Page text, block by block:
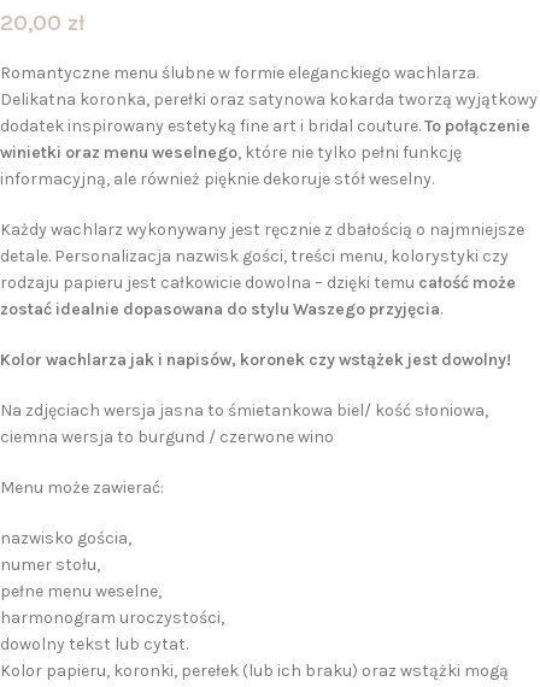
20,00 zł
Romantyczne menu ślubne w formie eleganckiego wachlarza.
Delikatna koronka, perełki oraz satynowa kokarda tworzą wyjątkowy
dodatek inspirowany estetyką fine art i bridal couture.To połączenie
winietki oraz menu weselnego, które nie tylko pełni funkcję
informacyjną, ale również pięknie dekoruje stół weselny.
Każdy wachlarz wykonywany jest ręcznie z dbałością o najmniejsze
detale. Personalizacja nazwisk gości, treści menu, kolorystyki czy
rodzaju papieru jest całkowicie dowolna – dzięki temu całość może
zostać idealnie dopasowana do stylu Waszego przyjęcia.
Kolor wachlarza jak i napisów, koronek czy wstążek jest dowolny!
Na zdjęciach wersja jasna to śmietankowa biel/ kość słoniowa,
ciemna wersja to burgund / czerwone wino
Menu może zawierać:
nazwisko gościa,
numer stołu,
pełne menu weselne,
harmonogram uroczystości,
dowolny tekst lub cytat.
Kolor papieru, koronki, perełek (lub ich braku) oraz wstążki mogą